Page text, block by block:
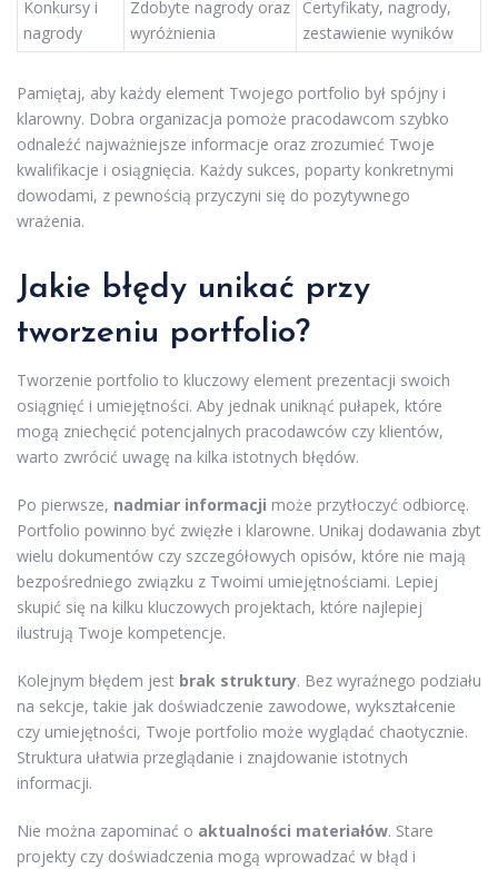
Konkursy i
nagrody
Zdobyte nagrody oraz
wyróżnienia
Certyfikaty, nagrody,
zestawienie wyników
Pamiętaj, aby każdy element Twojego portfolio był spójny i
klarowny. Dobra organizacja pomoże pracodawcom szybko
odnaleźć najważniejsze informacje oraz zrozumieć Twoje
kwalifikacje i osiągnięcia. Każdy sukces, poparty konkretnymi
dowodami, z pewnością przyczyni się do pozytywnego
wrażenia.
Jakie błędy unikać przy
tworzeniu portfolio?
Tworzenie portfolio to kluczowy element prezentacji swoich
osiągnięć i umiejętności. Aby jednak uniknąć pułapek, które
mogą zniechęcić potencjalnych pracodawców czy klientów,
warto zwrócić uwagę na kilka istotnych błędów.
Po pierwsze, nadmiar informacji może przytłoczyć odbiorcę.
Portfolio powinno być zwięzłe i klarowne. Unikaj dodawania zbyt
wielu dokumentów czy szczegółowych opisów, które nie mają
bezpośredniego związku z Twoimi umiejętnościami. Lepiej
skupić się na kilku kluczowych projektach, które najlepiej
ilustrują Twoje kompetencje.
Kolejnym błędem jest brak struktury. Bez wyraźnego podziału
na sekcje, takie jak doświadczenie zawodowe, wykształcenie
czy umiejętności, Twoje portfolio może wyglądać chaotycznie.
Struktura ułatwia przeglądanie i znajdowanie istotnych
informacji.
Nie można zapominać o aktualności materiałów. Stare
projekty czy doświadczenia mogą wprowadzać w błąd i